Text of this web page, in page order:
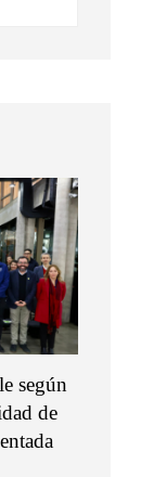
según
de